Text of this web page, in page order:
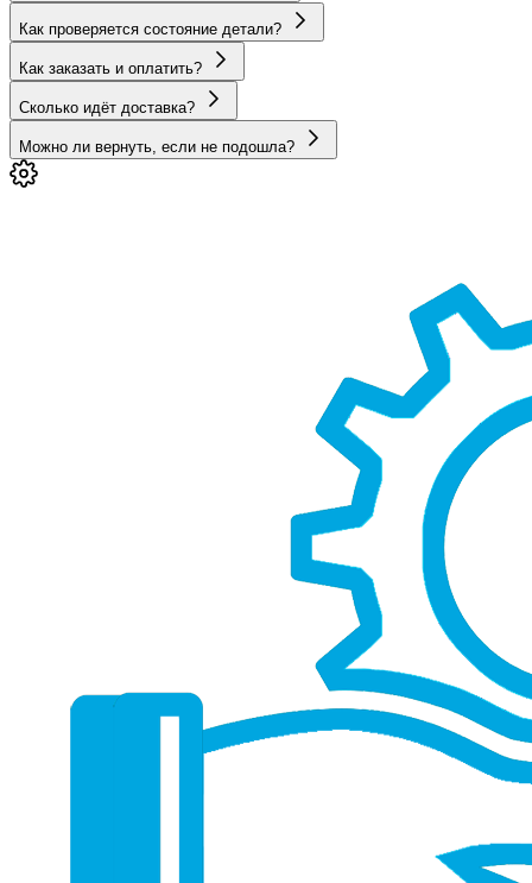
Как проверяется состояние детали?
Как заказать и оплатить?
Сколько идёт доставка?
Можно ли вернуть, если не подошла?